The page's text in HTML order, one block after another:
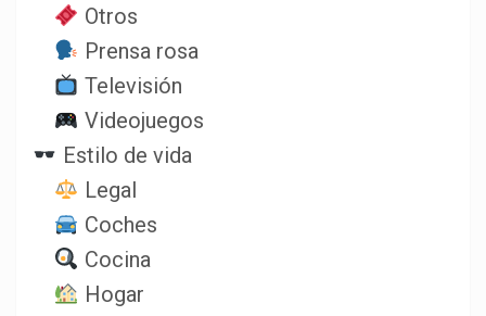
Otros
Prensa rosa
Televisión
Videojuegos
Estilo de vida
Legal
Coches
Cocina
Hogar